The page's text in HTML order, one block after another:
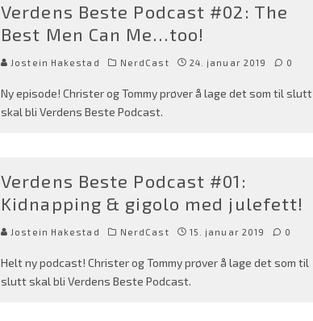
Verdens Beste Podcast #02: The
Best Men Can Me…too!
Jostein Hakestad NerdCast 24. januar 2019 0
Ny episode! Christer og Tommy prøver å lage det som til slutt
skal bli Verdens Beste Podcast.
Verdens Beste Podcast #01:
Kidnapping & gigolo med julefett!
Jostein Hakestad NerdCast 15. januar 2019 0
Helt ny podcast! Christer og Tommy prøver å lage det som til
slutt skal bli Verdens Beste Podcast.